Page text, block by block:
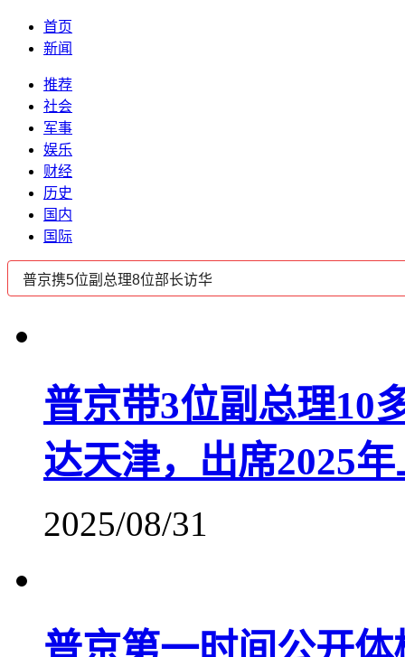
首页
新闻
推荐
社会
军事
娱乐
财经
历史
国内
国际
普京带3位副总理10
达天津，出席2025
2025/08/31